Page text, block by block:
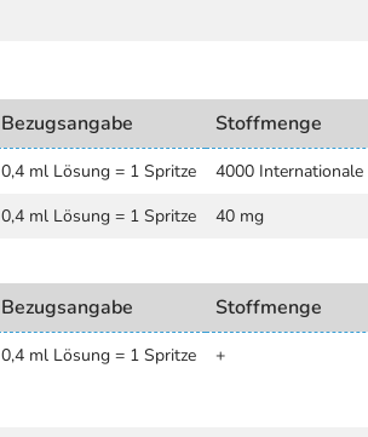
Bezugsangabe Stoffmenge
0,4 ml Lösung = 1 Spritze
4000
0,4 ml Lösung = 1 Spritze
40 mg
Bezugsangabe Stoffmenge
0,4 ml Lösung = 1 Spritze +